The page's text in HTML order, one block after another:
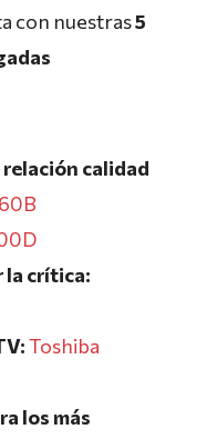
con nuestras5
relación calidad
la crítica:
Toshiba
los más